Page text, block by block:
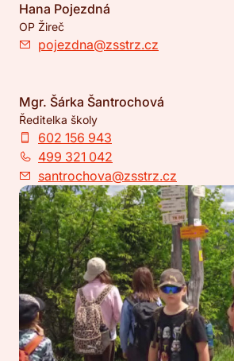
Hana Pojezdná
OP Žireč
pojezdna@zsstrz.cz
Mgr. Šárka Šantrochová
Ředitelka školy
602 156 943
499 321 042
santrochova@zsstrz.cz